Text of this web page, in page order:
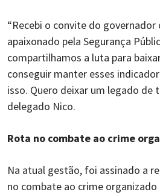
“Recebi o convite do
apaixonado pela Segurança
compartilhamos a luta para
conseguir manter esses
isso. Quero deixar um legado de
delegado Nico.
Rota no combate ao crime
Na atual gestão, foi assinado a
no combate ao crime organizado